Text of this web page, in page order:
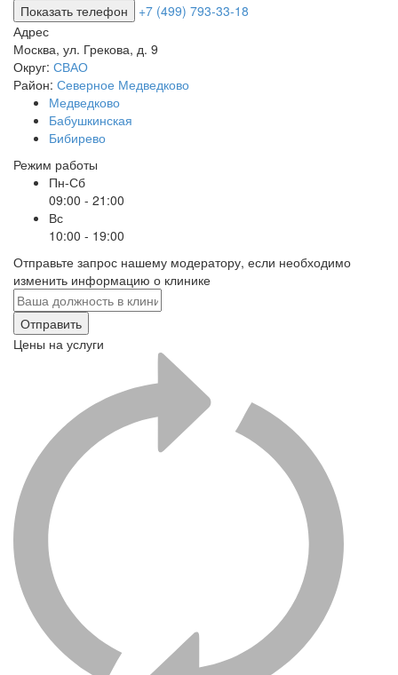
Показать телефон
+7 (499) 793-33-18
Адрес
Москва, ул. Грекова, д. 9
Округ: СВАО
Район: Северное Медведково
Медведково
Бабушкинская
Бибирево
Режим работы
Пн-Сб
09:00 - 21:00
Вс
10:00 - 19:00
Отправьте запрос нашему модератору, если необходимо
изменить информацию о клинике
Отправить
Цены на услуги